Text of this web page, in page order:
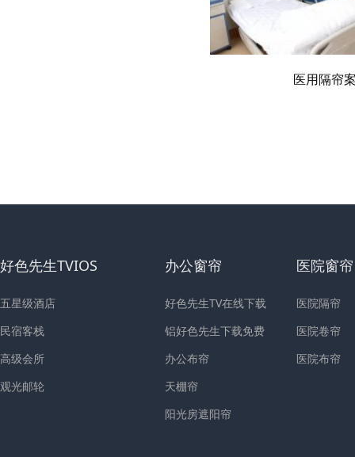
医用隔帘
好色先生TVIOS
五星级酒店
民宿客栈
高级会所
观光邮轮
办公窗帘
好色先生TV在线下载
铝好色先生下载免费
办公布帘
天棚帘
阳光房遮阳帘
医院窗帘
医院隔帘
医院卷帘
医院布帘